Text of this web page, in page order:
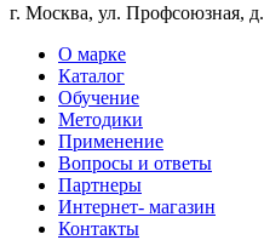
г. Москва, ул.
О марке
Каталог
Обучение
Методики
Применение
Вопросы и ответы
Партнеры
Интернет- магазин
Контакты